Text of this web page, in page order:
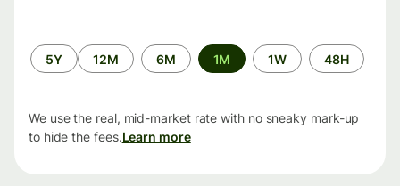
الفترة
الزمنية
48H
1W
1M
6M
12M
5Y
We use the real, mid-market rate with no sneaky mark-up
to hide the fees.Learn more